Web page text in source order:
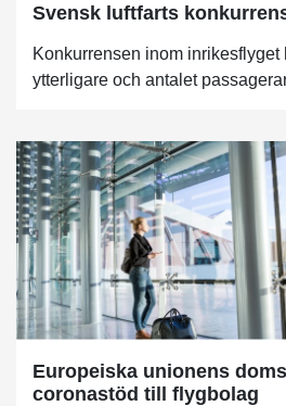
Svensk luftfarts
Konkurrensen inom inrikesflyget
ytterligare och antalet
Europeiska unionens
coronastöd till flygbolag